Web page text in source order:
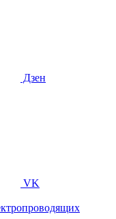
Дзен
VK